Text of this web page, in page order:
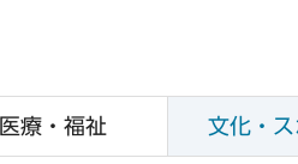
医療・福祉 文化・